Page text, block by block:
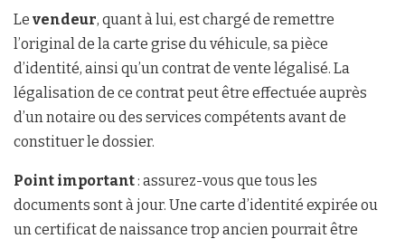
Le vendeur, quant à lui, est chargé de remettre
l’original de la carte grise du véhicule, sa pièce
d’identité, ainsi qu’un contrat de vente légalisé. La
légalisation de ce contrat peut être effectuée auprès
d’un notaire ou des services compétents avant de
constituer le dossier.
Point important: assurez-vous que tous les
documents sont à jour. Une carte d’identité expirée ou
un certificat de naissance trop ancien pourrait être